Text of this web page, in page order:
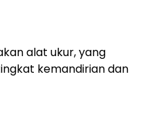
alat ukur, yang
kemandirian dan